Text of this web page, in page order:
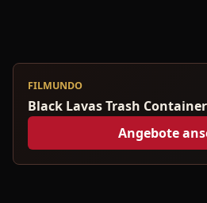
FILMUNDO
Black Lavas Trash
Angebote